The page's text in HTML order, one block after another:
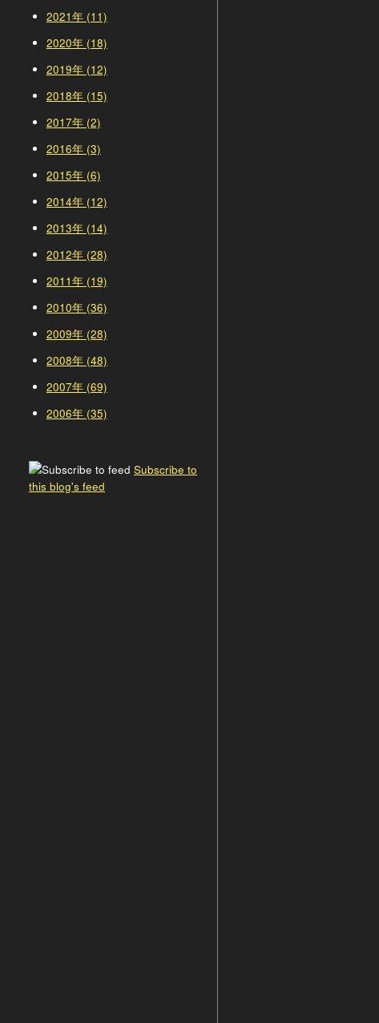
2021年 (11)
2020年 (18)
2019年 (12)
2018年 (15)
2017年 (2)
2016年 (3)
2015年 (6)
2014年 (12)
2013年 (14)
2012年 (28)
2011年 (19)
2010年 (36)
2009年 (28)
2008年 (48)
2007年 (69)
2006年 (35)
Subscribe to
this blog's feed